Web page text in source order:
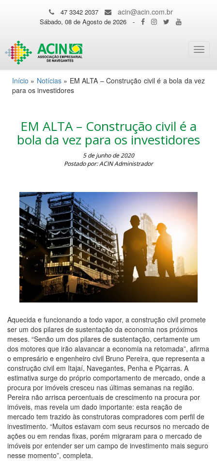
47 3342 2037 acin@acin.com.br
Sábado, 08 de Agosto de 2026 -
Início » Notícias» EM ALTA – Construção civil é a bola da vez
para os investidores
EM ALTA – Construção civil é a
bola da vez para os investidores
5 de junho de 2020
Postado por: ACIN Administrador
Aquecida e funcionando a todo vapor, a construção civil promete
ser um dos pilares de sustentação da economia nos próximos
meses. “Senão um dos pilares de sustentação, certamente um
dos motores que irão alavancar a economia na retomada”, afirma
o empresário e engenheiro civil Bruno Pereira, que representa a
construção civil em Itajaí, Navegantes, Penha e Piçarras. A
estimativa surge do próprio comportamento de mercado, onde a
procura por imóveis cresceu nas últimas semanas na região.
Pereira não arrisca percentuais de crescimento na procura por
imóveis, mas revela um dado importante: esta reação de
mercado tem trazido às construtoras compradores com perfil de
investimento. “Muitos estavam com seus recursos no mercado de
ações ou em rendas fixas, porém migraram para o mercado de
imóveis por entender ser um campo de investimento mais seguro
nesse momento”, completa.